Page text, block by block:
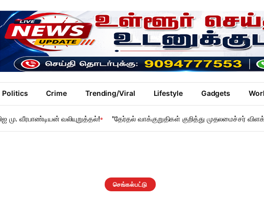
Politics Crime Trending/Viral Lifestyle Gadgets
மு. வீரபாண்டியன் வலியுறுத்தல்! "தேர்தல் வாக்குறுதிகள் குறித்து முதலமைச்சர்
செங்கல்பட்டு